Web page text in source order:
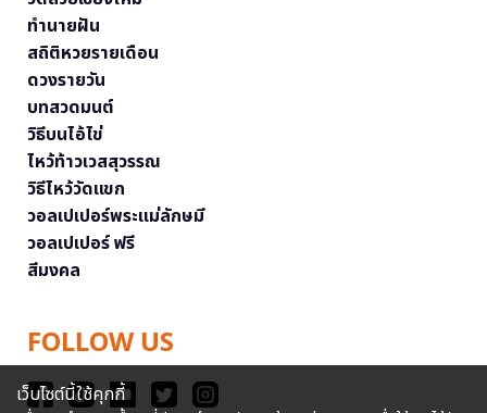
ทำนายฝัน
สถิติหวยรายเดือน
ดวงรายวัน
บทสวดมนต์
วิธีบนไอ้ไข่
ไหว้ท้าวเวสสุวรรณ
วิธีไหว้วัดแขก
วอลเปเปอร์พระแม่ลักษมี
วอลเปเปอร์ ฟรี
สีมงคล
FOLLOW US
เว็บไซต์นี้ใช้คุกกี้